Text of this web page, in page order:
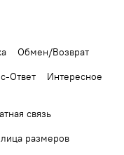
Обмен/Возврат
Ответ Интересное
связь
размеров